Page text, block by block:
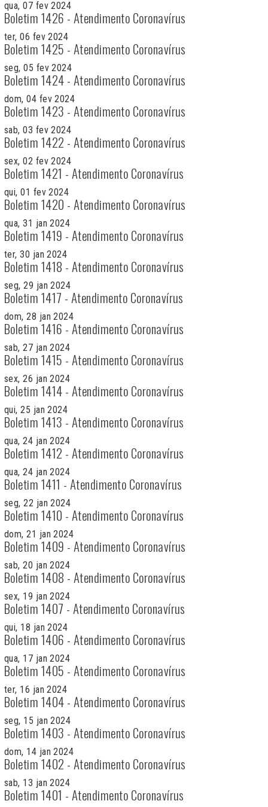
qua, 07 fev 2024
Boletim 1426 - Atendimento Coronavírus
ter, 06 fev 2024
Boletim 1425 - Atendimento Coronavírus
seg, 05 fev 2024
Boletim 1424 - Atendimento Coronavírus
dom, 04 fev 2024
Boletim 1423 - Atendimento Coronavírus
sab, 03 fev 2024
Boletim 1422 - Atendimento Coronavírus
sex, 02 fev 2024
Boletim 1421 - Atendimento Coronavírus
qui, 01 fev 2024
Boletim 1420 - Atendimento Coronavírus
qua, 31 jan 2024
Boletim 1419 - Atendimento Coronavírus
ter, 30 jan 2024
Boletim 1418 - Atendimento Coronavírus
seg, 29 jan 2024
Boletim 1417 - Atendimento Coronavírus
dom, 28 jan 2024
Boletim 1416 - Atendimento Coronavírus
sab, 27 jan 2024
Boletim 1415 - Atendimento Coronavírus
sex, 26 jan 2024
Boletim 1414 - Atendimento Coronavírus
qui, 25 jan 2024
Boletim 1413 - Atendimento Coronavírus
qua, 24 jan 2024
Boletim 1412 - Atendimento Coronavírus
qua, 24 jan 2024
Boletim 1411 - Atendimento Coronavírus
seg, 22 jan 2024
Boletim 1410 - Atendimento Coronavírus
dom, 21 jan 2024
Boletim 1409 - Atendimento Coronavírus
sab, 20 jan 2024
Boletim 1408 - Atendimento Coronavírus
sex, 19 jan 2024
Boletim 1407 - Atendimento Coronavírus
qui, 18 jan 2024
Boletim 1406 - Atendimento Coronavírus
qua, 17 jan 2024
Boletim 1405 - Atendimento Coronavírus
ter, 16 jan 2024
Boletim 1404 - Atendimento Coronavírus
seg, 15 jan 2024
Boletim 1403 - Atendimento Coronavírus
dom, 14 jan 2024
Boletim 1402 - Atendimento Coronavírus
sab, 13 jan 2024
Boletim 1401 - Atendimento Coronavírus